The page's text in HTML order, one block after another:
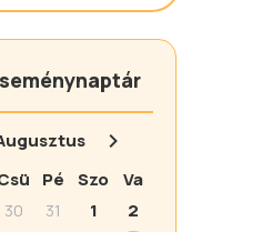
Pé Szo
Va
30 31 1
2